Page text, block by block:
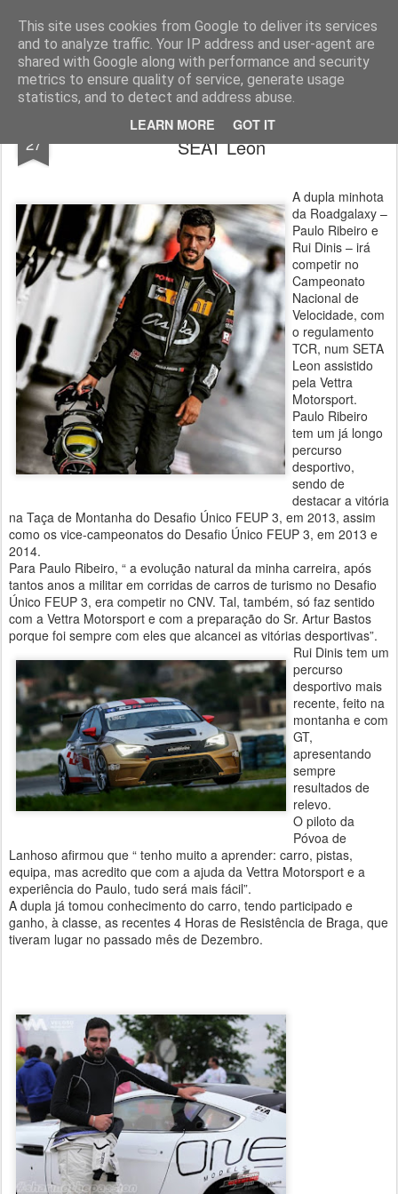
This site uses cookies from Google to deliver its services
and to analyze traffic. Your IP address and user-agent are
shared with Google along with performance and security
metrics to ensure quality of service, generate usage
statistics, and to detect and address abuse.
LEARN MORE GOT IT
ROADGALAXY - Media Center
27
Paulo Ribeiro e Rui Dinis no CNV com
SEAT Leon
A dupla minhota
da Roadgalaxy –
Paulo Ribeiro e
Rui Dinis – irá
competir no
Campeonato
Nacional de
Velocidade, com
o regulamento
TCR, num SETA
Leon assistido
pela Vettra
Motorsport.
Paulo Ribeiro
tem um já longo
percurso
desportivo,
sendo de
destacar a vitória
na Taça de Montanha do Desafio Único FEUP 3, em 2013, assim
como os vice-campeonatos do Desafio Único FEUP 3, em 2013 e
2014.
Para Paulo Ribeiro, “ a evolução natural da minha carreira, após
tantos anos a militar em corridas de carros de turismo no Desafio
Único FEUP 3, era competir no CNV. Tal, também, só faz sentido
com a Vettra Motorsport e com a preparação do Sr. Artur Bastos
porque foi sempre com eles que alcancei as vitórias desportivas”.
Rui Dinis tem um
percurso
desportivo mais
recente, feito na
montanha e com
GT,
apresentando
sempre
resultados de
relevo.
O piloto da
Póvoa de
Lanhoso afirmou que “ tenho muito a aprender: carro, pistas,
equipa, mas acredito que com a ajuda da Vettra Motorsport e a
experiência do Paulo, tudo será mais fácil”.
A dupla já tomou conhecimento do carro, tendo participado e
ganho, à classe, as recentes 4 Horas de Resistência de Braga, que
tiveram lugar no passado mês de Dezembro.